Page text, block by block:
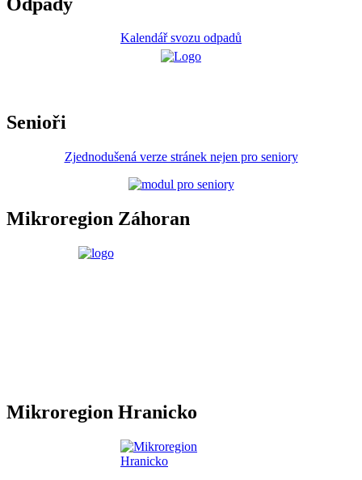
Kalendář svozu odpadů
Senioři
Zjednodušená verze stránek nejen pro seniory
Mikroregion Záhoran
Mikroregion Hranicko